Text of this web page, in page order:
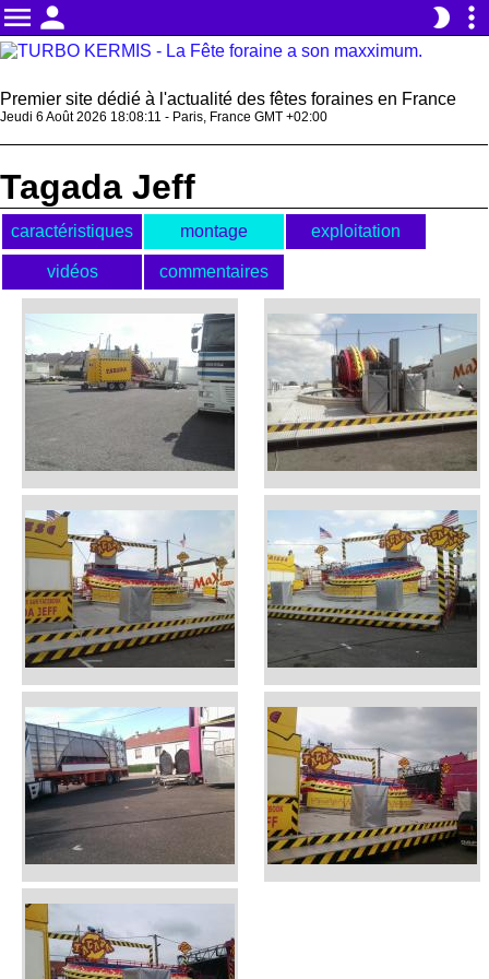
menu person brightness_2 more_vert
Premier site dédié à l'actualité des fêtes foraines en France
Jeudi 6 Août 2026 18:08:11 - Paris, France GMT +02:00
Tagada Jeff
caractéristiques montage exploitation
vidéos commentaires